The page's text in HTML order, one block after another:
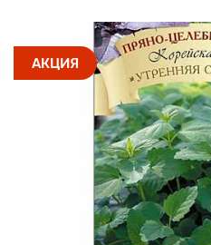
АКЦИЯ